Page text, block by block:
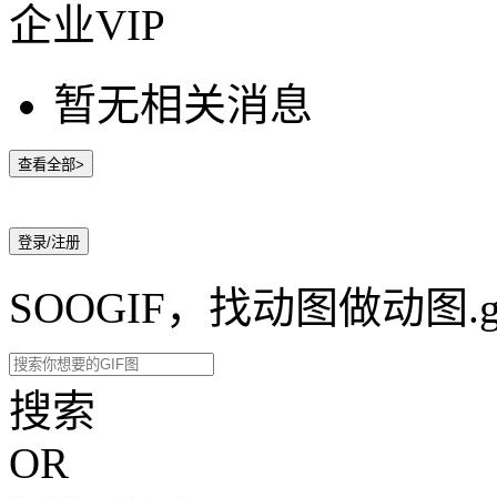
企业VIP
暂无相关消息
查看全部>
登录/注册
SOOGIF，找动图做动图
搜索
OR